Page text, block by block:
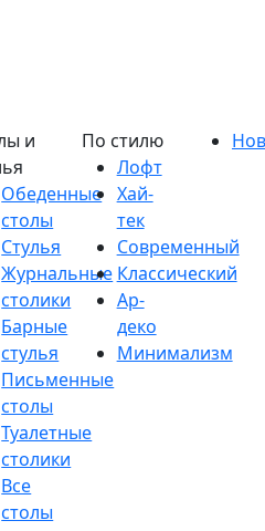
Обеденные
столы
Стулья
Журнальные
столики
Барные
стулья
Письменные
столы
Туалетные
столики